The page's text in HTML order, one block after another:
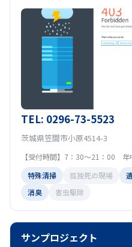
TEL: 0296-73-5523
茨城県笠間市小原4514-3
【受付時間】7：30～21：00 年
特殊清掃
孤独死の現場
消臭
害虫駆除
サンプロジェクト